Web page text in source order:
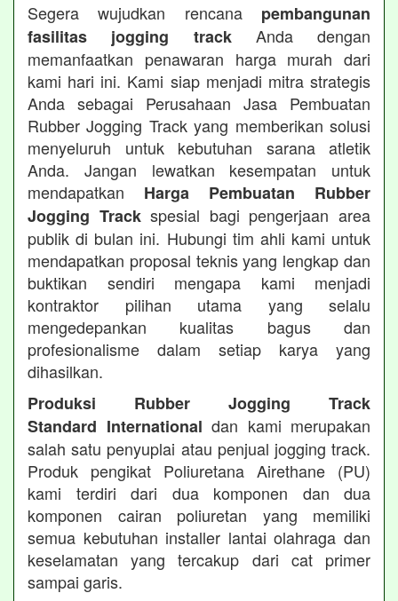
Segera wujudkan rencana pembangunan
fasilitas jogging trackAnda dengan
memanfaatkan penawaran harga murah dari
kami hari ini. Kami siap menjadi mitra strategis
Anda sebagai Perusahaan Jasa Pembuatan
Rubber Jogging Track yang memberikan solusi
menyeluruh untuk kebutuhan sarana atletik
Anda. Jangan lewatkan kesempatan untuk
mendapatkan Harga Pembuatan Rubber
Jogging Trackspesial bagi pengerjaan area
publik di bulan ini. Hubungi tim ahli kami untuk
mendapatkan proposal teknis yang lengkap dan
buktikan sendiri mengapa kami menjadi
kontraktor pilihan utama yang selalu
mengedepankan kualitas bagus dan
profesionalisme dalam setiap karya yang
dihasilkan.
Produksi Rubber Jogging Track
Standard International dan kami merupakan
salah satu penyuplai atau penjual jogging track.
Produk pengikat Poliuretana Airethane (PU)
kami terdiri dari dua komponen dan dua
komponen cairan poliuretan yang memiliki
semua kebutuhan installer lantai olahraga dan
keselamatan yang tercakup dari cat primer
sampai garis.